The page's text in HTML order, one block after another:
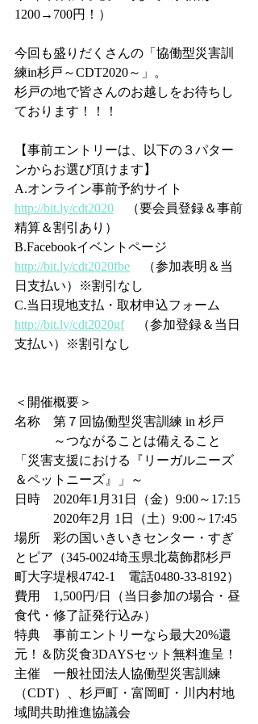
1200→700円！）
今回も盛りだくさんの「協働型災害訓
練in杉戸～CDT2020～」。
杉戸の地で皆さんのお越しをお待ちし
ております！！！
【事前エントリーは、以下の３パター
ンからお選び頂けます】
A.オンライン事前予約サイト
http://bit.ly/cdt2020 （要会員登録＆事前
精算＆割引あり）
B.Facebookイベントページ
http://bit.ly/cdt2020fbe （参加表明＆当
日支払い）※割引なし
C.当日現地支払・取材申込フォーム
http://bit.ly/cdt2020gf （参加登録＆当日
支払い）※割引なし
＜開催概要＞
名称　第７回協働型災害訓練 in 杉戸
～つながることは備えること
「災害支援における『リーガルニーズ
＆ペットニーズ』」～
日時　2020年1月31日（金）9:00～17:15
2020年2月 1日（土）9:00～17:45
場所　彩の国いきいきセンター・すぎ
とピア（345-0024埼玉県北葛飾郡杉戸
町大字堤根4742-1　電話0480-33-8192）
費用　1,500円/日（当日参加の場合・昼
食代・修了証発行込み）
特典　事前エントリーなら最大20%還
元！＆防災食3DAYSセット無料進呈！
主催　一般社団法人協働型災害訓練
（CDT）、杉戸町・富岡町・川内村地
域間共助推進協議会